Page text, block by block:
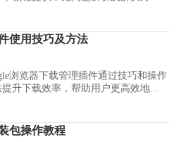
使用技巧及方法
浏览器下载管理插件通过技巧和操作
升下载效率，帮助用户更高效地管
包操作教程